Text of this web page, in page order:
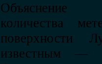
Объяснение
количества
поверхности
известным —